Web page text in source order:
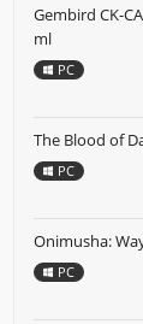
Gembird CK-
ml
PC
The Blood of
PC
Onimusha:
PC